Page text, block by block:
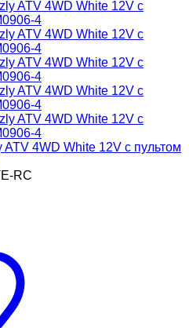
ATV 4WD White 12V с пультом
RC